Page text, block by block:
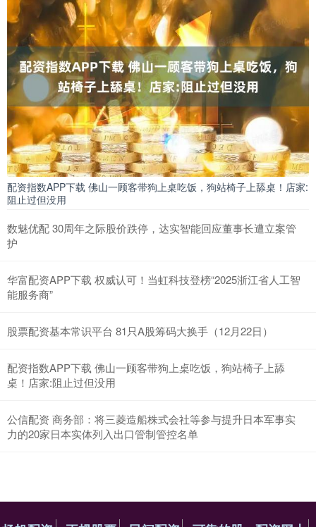
配资指数APP下载 佛山一顾客带狗上桌吃饭，狗站椅子上舔桌！店家:
阻止过但没用
数魅优配 30周年之际股价跌停，达实智能回应董事长遭立案管
护
华富配资APP下载 权威认可！当虹科技登榜“2025浙江省人工智
能服务商”
股票配资基本常识平台 81只A股筹码大换手（12月22日）
配资指数APP下载 佛山一顾客带狗上桌吃饭，狗站椅子上舔
桌！店家:阻止过但没用
公信配资 商务部：将三菱造船株式会社等参与提升日本军事实
力的20家日本实体列入出口管制管控名单